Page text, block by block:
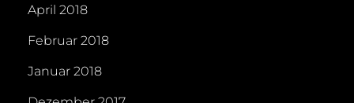
April 2018
Februar 2018
Januar 2018